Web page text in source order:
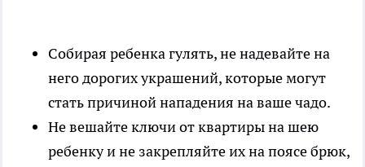
Собирая ребенка гулять, не надевайте на
него дорогих украшений, которые могут
стать причиной нападения на ваше чадо.
Не вешайте ключи от квартиры на шею
ребенку и не закрепляйте их на поясе брюк,